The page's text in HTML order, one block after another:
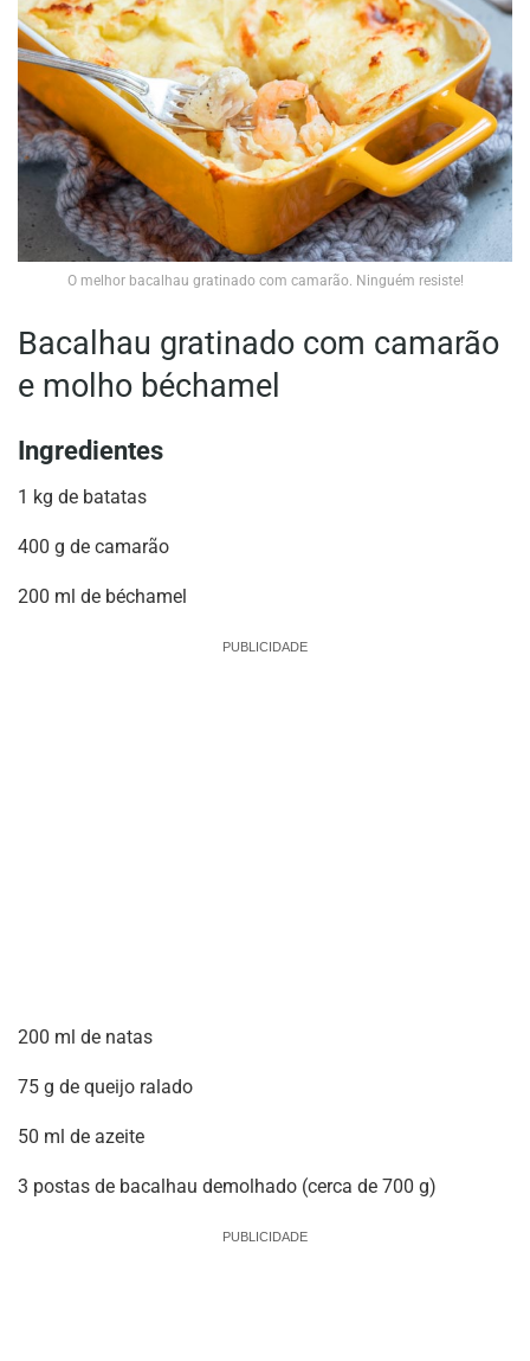
O melhor bacalhau gratinado com camarão. Ninguém resiste!
Bacalhau gratinado com camarão
e molho béchamel
Ingredientes
1 kg de batatas
400 g de camarão
200 ml de béchamel
PUBLICIDADE
200 ml de natas
75 g de queijo ralado
50 ml de azeite
3 postas de bacalhau demolhado (cerca de 700 g)
PUBLICIDADE